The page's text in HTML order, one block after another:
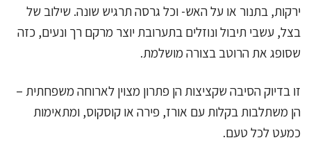
ירקות, בתנור או על האש- וכל גרסה תרגיש שונה. שילוב של
בצל, עשבי תיבול ונוזלים בתערובת יוצר מרקם רך ונעים, כזה
שסופג את הרוטב בצורה מושלמת.
זו בדיוק הסיבה שקציצות הן פתרון מצוין לארוחה משפחתית –
הן משתלבות בקלות עם אורז, פירה או קוסקוס, ומתאימות
כמעט לכל טעם.